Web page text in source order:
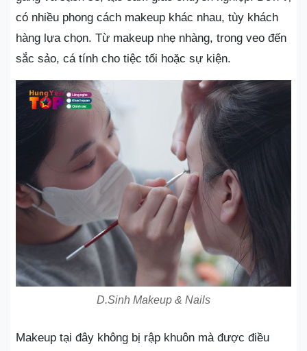
có nhiều phong cách makeup khác nhau, tùy khách
hàng lựa chọn. Từ makeup nhẹ nhàng, trong veo đến
sắc sảo, cá tính cho tiệc tối hoặc sự kiện.
D.Sinh Makeup & Nails
Makeup tại đây không bị rập khuôn mà được điều